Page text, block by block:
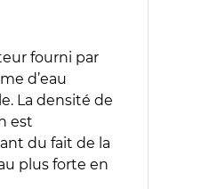
fourni par
d’eau
La densité de
est
du fait de la
plus forte en